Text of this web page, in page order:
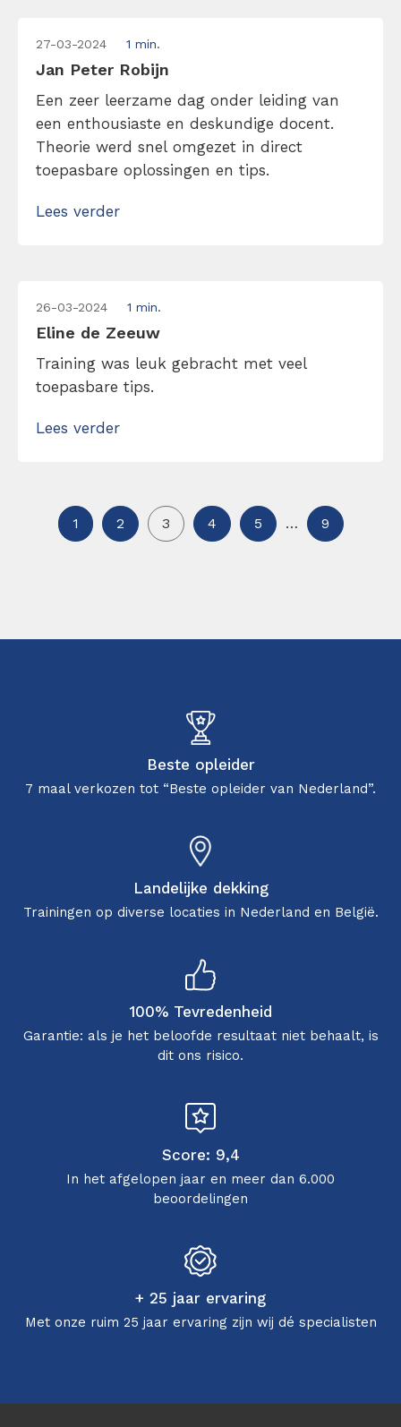
27-03-2024 1 min.
Jan Peter Robijn
Een zeer leerzame dag onder leiding van
een enthousiaste en deskundige docent.
Theorie werd snel omgezet in direct
toepasbare oplossingen en tips.
Lees verder
26-03-2024 1 min.
Eline de Zeeuw
Training was leuk gebracht met veel
toepasbare tips.
Lees verder
1 2 3 4 5 … 9
Beste opleider
7 maal verkozen tot “Beste opleider van Nederland”.
Landelijke dekking
Trainingen op diverse locaties in Nederland en België.
100% Tevredenheid
Garantie: als je het beloofde resultaat niet behaalt, is
dit ons risico.
Score: 9,4
In het afgelopen jaar en meer dan 6.000
beoordelingen
+ 25 jaar ervaring
Met onze ruim 25 jaar ervaring zijn wij dé specialisten